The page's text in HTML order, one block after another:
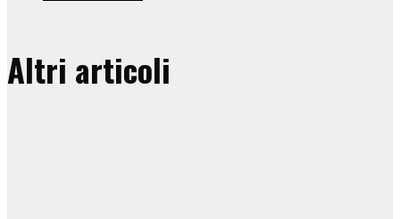
Altri articoli